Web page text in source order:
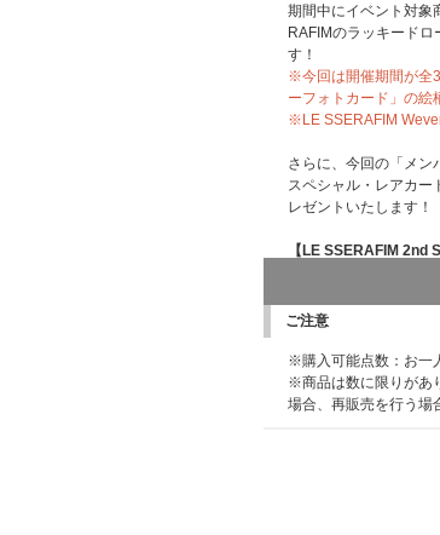
■「オフライン特典会
■シリアルナンバー特
https://
※イベントの詳細は上
【LE SSERAFIM 2nd
要】
■オフライン特典会開催
2026年8月23日(日)
※開催時間、その他詳
※開催会場は当選者の
■オフライン特典会イ
・ミニトーク/ミニフォ
期間中にイベント対象
RAFIMのラッキード
す！
※今回は開催期間が全
ーフォトカード」の絵
※LE SSERAFIM
さらに、今回の「メン
スペシャル・レアカ
レゼントいたします！
【LE SSERAFIM 2nd
【1回目】2026年4月
【2回目】2026年5月1
※上記ラッキードロー
で、あらかじめご了承
ご注意
※購入可能点数：お一
※商品は数に限りがあ
場合、再販売を行う場